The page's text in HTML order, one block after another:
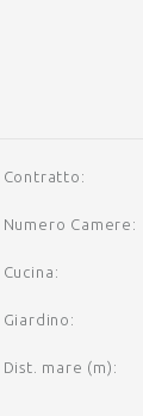
Contratto :
Numero Camere :
Cucina :
Giardino :
Dist. mare (m) :